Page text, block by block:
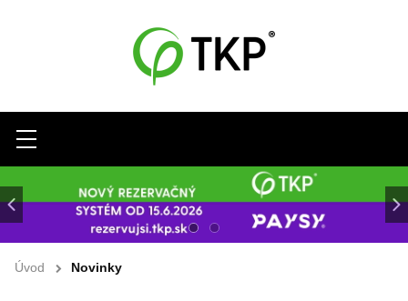
Menu
Úvod Novinky